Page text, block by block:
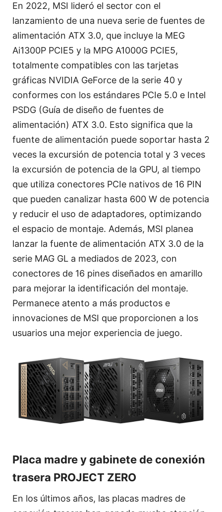
En 2022, MSI lideró el sector con el
lanzamiento de una nueva serie de fuentes de
alimentación ATX 3.0, que incluye la MEG
Ai1300P PCIE5 y la MPG A1000G PCIE5,
totalmente compatibles con las tarjetas
gráficas NVIDIA GeForce de la serie 40 y
conformes con los estándares PCIe 5.0 e Intel
PSDG (Guía de diseño de fuentes de
alimentación) ATX 3.0. Esto significa que la
fuente de alimentación puede soportar hasta 2
veces la excursión de potencia total y 3 veces
la excursión de potencia de la GPU, al tiempo
que utiliza conectores PCIe nativos de 16 PIN
que pueden canalizar hasta 600 W de potencia
y reducir el uso de adaptadores, optimizando
el espacio de montaje. Además, MSI planea
lanzar la fuente de alimentación ATX 3.0 de la
serie MAG GL a mediados de 2023, con
conectores de 16 pines diseñados en amarillo
para mejorar la identificación del montaje.
Permanece atento a más productos e
innovaciones de MSI que proporcionen a los
usuarios una mejor experiencia de juego.
Placa madre y gabinete de conexión
trasera PROJECT ZERO
En los últimos años, las placas madres de